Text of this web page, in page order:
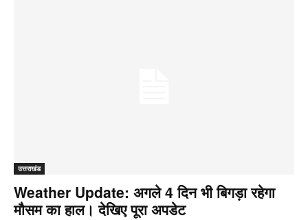
उत्तराखंड
Weather Update: अगले 4 दिन भी बिगड़ा रहेगा
मौसम का हाल। देखिए पूरा अपडेट